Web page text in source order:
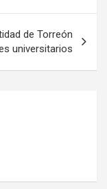
de Torreón
universitarios